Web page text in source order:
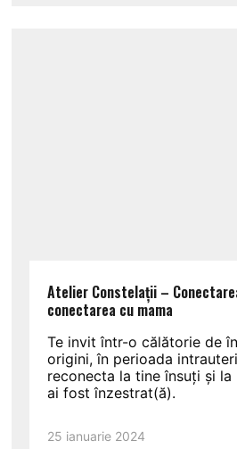
Atelier Constelații –
conectarea cu mama
Te invit într-o călătorie de
origini, în perioada
reconecta la tine însuți și
ai fost înzestrat(ă).
25 ianuarie 2024